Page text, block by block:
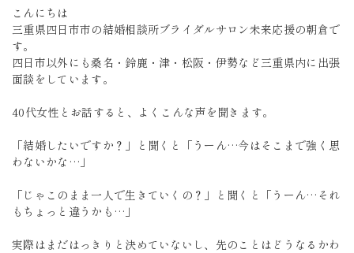
こんにちは
三重県四日市市の結婚相談所ブライダルサロン未来応援の朝倉で
す。
四日市以外にも桑名・鈴鹿・津・松阪・伊勢など三重県内に出張
面談をしています。
40代女性とお話すると、よくこんな声を聞きます。
「結婚したいですか？」と聞くと「うーん…今はそこまで強く思
わないかな…」
「じゃこのまま一人で生きていくの？」と聞くと「うーん…それ
もちょっと違うかも…」
実際はまだはっきりと決めていないし、先のことはどうなるかわ